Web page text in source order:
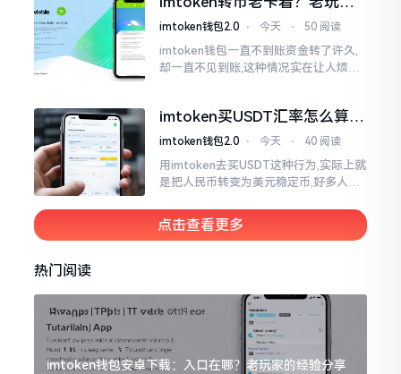
得
教你几招搞定
imtoken钱包2.0 ⋅ 今天 ⋅ 50 阅读
imtoken钱包一直不到账资金转了许久,
却一直不见到账,这种情况实在让人烦躁,
热锅上的蚂蚁,慌乱无措。
imtoken买USDT汇率怎么算？
几点买最划算
imtoken钱包2.0 ⋅ 今天 ⋅ 40 阅读
用imtoken去买USDT这种行为,实际上就
是把人民币转变为美元稳定币,好多人在
之中有着大量的数字,汇率呈现出忽高忽
低的状况
点击查看更多
热门阅读
imtoken钱包安卓下载：入口在哪？老玩家的经验分享